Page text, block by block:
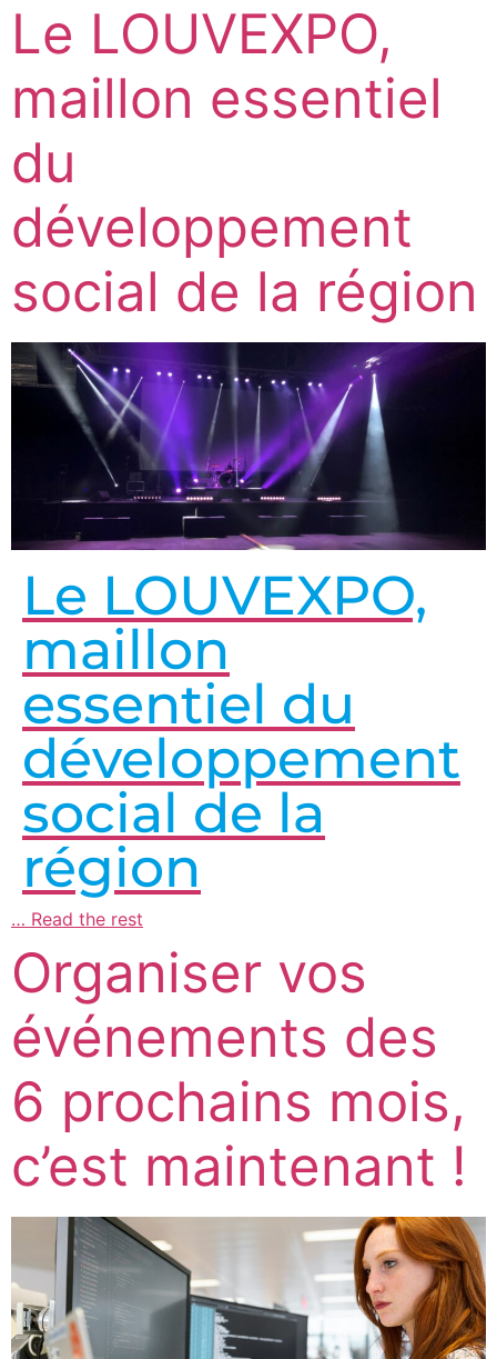
Le LOUVEXPO,
maillon essentiel
du
développement
social de la région
Le LOUVEXPO,
maillon
essentiel du
développement
social de la
région
… Read the rest
Organiser vos
événements des
6 prochains mois,
c’est maintenant !